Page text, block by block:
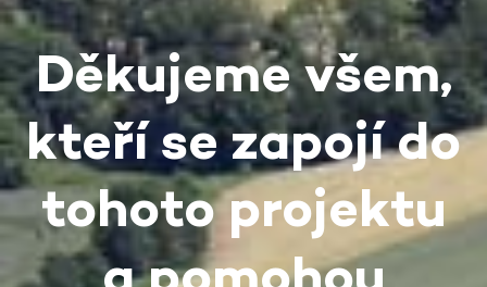
Děkujeme všem,
kteří se zapojí do
tohoto projektu